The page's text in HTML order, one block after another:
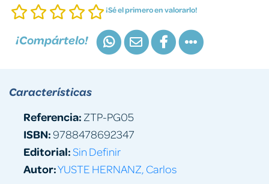
¡Sé el primero en valorarlo!
¡Compártelo!
Características
Referencia: ZTP-PG05
ISBN:9788478692347
Editorial:Sin Definir
Autor:YUSTE HERNANZ, Carlos